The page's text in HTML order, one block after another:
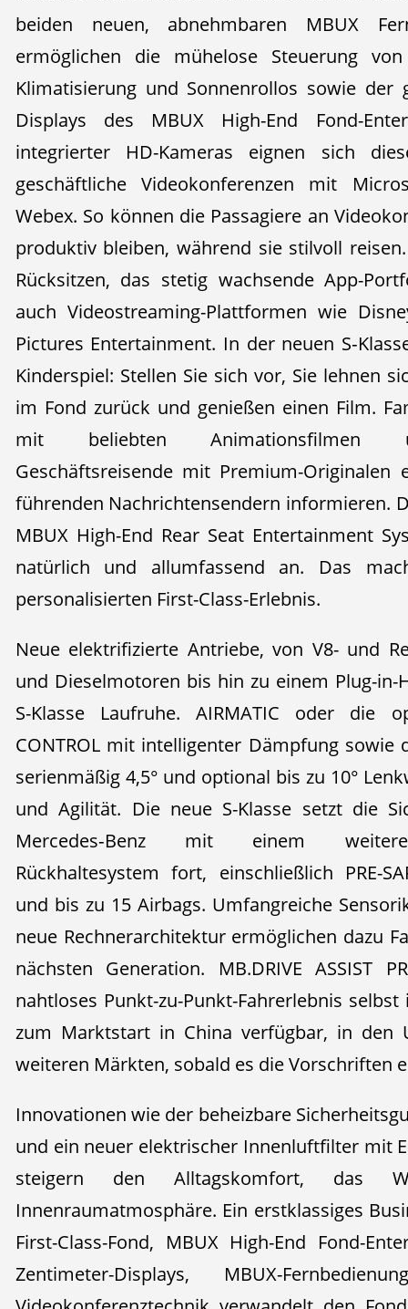
beiden neuen, abnehmbaren MBUX
ermöglichen die mühelose Steuerung
Klimatisierung und Sonnenrollos sowie der
Displays des MBUX High-End Fond-
integrierter HD-Kameras eignen sich
geschäftliche Videokonferenzen mit
Webex. So können die Passagiere an
produktiv bleiben, während sie stilvoll
Rücksitzen, das stetig wachsende App-
auch Videostreaming-Plattformen wie
Pictures Entertainment. In der neuen
Kinderspiel: Stellen Sie sich vor, Sie lehnen
im Fond zurück und genießen einen Film.
mit beliebten Animationsfilmen
Geschäftsreisende mit Premium-
führenden Nachrichtensendern informieren.
MBUX High-End Rear Seat Entertainment
natürlich und allumfassend an. Das
personalisierten First-Class-Erlebnis.
Neue elektrifizierte Antriebe, von V8- und
und Dieselmotoren bis hin zu einem Plug-
S-Klasse Laufruhe. AIRMATIC oder die
CONTROL mit intelligenter Dämpfung sowie
serienmäßig 4,5° und optional bis zu 10°
und Agilität. Die neue S-Klasse setzt die
Mercedes‑Benz mit einem
Rückhaltesystem fort, einschließlich PRE-
und bis zu 15 Airbags. Umfangreiche
neue Rechnerarchitektur ermöglichen dazu
nächsten Generation. MB.DRIVE ASSIST
nahtloses Punkt-zu-Punkt-Fahrerlebnis
zum Marktstart in China verfügbar, in den
weiteren Märkten, sobald es die Vorschriften
Innovationen wie der beheizbare
und ein neuer elektrischer Innenluftfilter mit
steigern den Alltagskomfort, das
Innenraumatmosphäre. Ein erstklassiges
First-Class-Fond, MBUX High-End Fond-
Zentimeter-Displays, MBUX-